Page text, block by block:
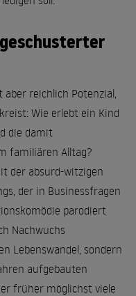
aber reichlich Potenzial,
Wie erlebt ein Kind
die damit
familiären Alltag?
der absurd-witzigen
der in Businessfragen
parodiert
Nachwuchs
Lebenswandel, sondern
aufgebauten
früher möglichst viele